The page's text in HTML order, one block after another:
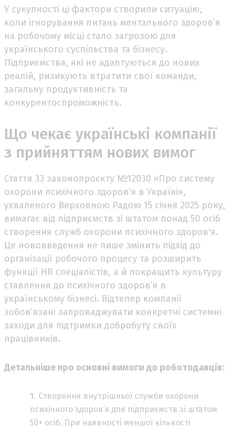
У сукупності ці фактори створили ситуацію,
коли ігнорування питань ментального здоров’я
на робочому місці стало загрозою для
українського суспільства та бізнесу.
Підприємства, які не адаптуються до нових
реалій, ризикують втратити свої команди,
загальну продуктивність та
конкурентоспроможність.
Що чекає українські компанії
з прийняттям нових вимог
Стаття 33 законопроєкту №12030 «Про систему
охорони психічного здоров’я в Україні»,
ухваленого Верховною Радою 15 січня 2025 року,
вимагає від підприємств зі штатом понад 50 осіб
створення служб охорони психічного здоров'я.
Це нововведення не лише змінить підхід до
організації робочого процесу та розширить
функції HR спеціалістів, а й покращить культуру
ставлення до психічного здоров’я в
українському бізнесі. Відтепер компанії
зобов’язані запроваджувати конкретні системні
заходи для підтримки добробуту своїх
працівників.
Детальніше про основні вимоги до роботодавців:
Створення внутрішньої служби охорони
психічного здоров’я для підприємств зі штатом
50+ осіб. При наявності меншої кількості